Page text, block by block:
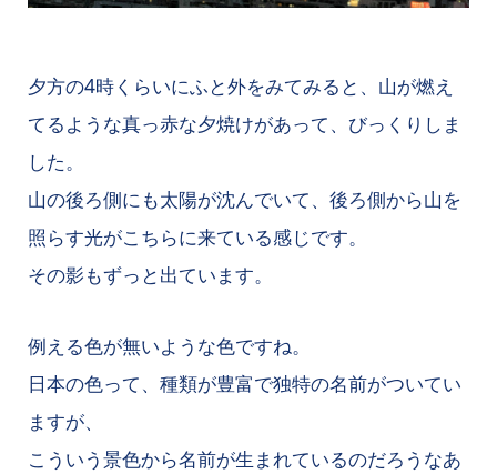
夕方の4時くらいにふと外をみてみると、山が燃え
てるような真っ赤な夕焼けがあって、びっくりしま
した。
山の後ろ側にも太陽が沈んでいて、後ろ側から山を
照らす光がこちらに来ている感じです。
その影もずっと出ています。
例える色が無いような色ですね。
日本の色って、種類が豊富で独特の名前がついてい
ますが、
こういう景色から名前が生まれているのだろうなあ